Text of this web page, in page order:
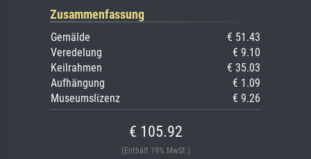
Zusammenfassung
Gemälde
€ 51.43
Veredelung
€ 9.10
Keilrahmen
€ 35.03
Aufhängung
€ 1.09
Museumslizenz
€ 9.26
€ 105.92
(Enthält 19% MwSt.)